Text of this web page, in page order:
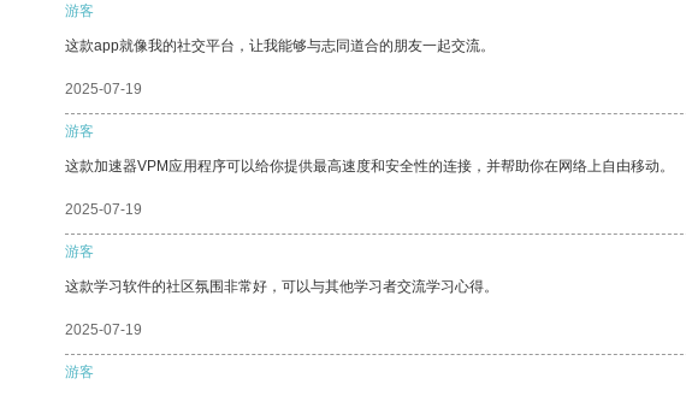
游客
这款app就像我的社交平台，让我能够与志同道合的朋友一起交流。
2025-07-19
游客
这款加速器VPM应用程序可以给你提供最高速度和安全性的连接，并帮助你在网络上自由移动。
2025-07-19
游客
这款学习软件的社区氛围非常好，可以与其他学习者交流学习心得。
2025-07-19
游客